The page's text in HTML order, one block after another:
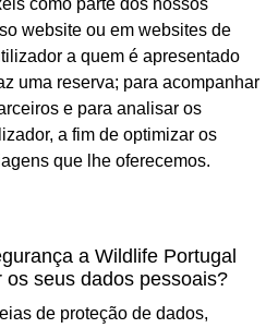
como parte dos nossos
website ou em websites de
a quem é apresentado
uma reserva; para acompanhar
e para analisar os
a fim de optimizar os
que lhe oferecemos.
a Wildlife Portugal
seus dados pessoais?
de proteção de dados,